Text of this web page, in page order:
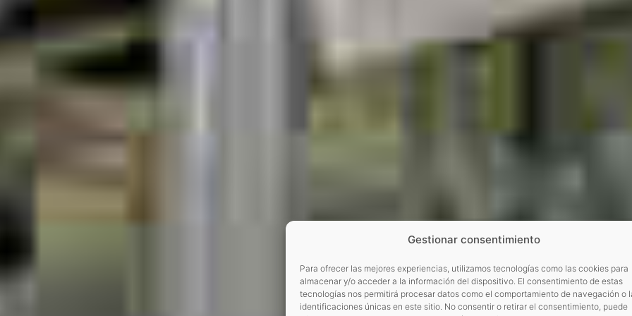
Gestionar consentimiento
Para ofrecer las mejores experiencias, utilizamos tecnologías como las cookies para
almacenar y/o acceder a la información del dispositivo. El consentimiento de estas
tecnologías nos permitirá procesar datos como el comportamiento de navegación o
identificaciones únicas en este sitio. No consentir o retirar el consentimiento, puede